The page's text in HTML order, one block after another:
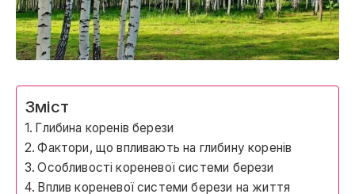
Зміст
Глибина коренів берези
Фактори, що впливають на глибину коренів
Особливості кореневої системи берези
Вплив кореневої системи берези на життя